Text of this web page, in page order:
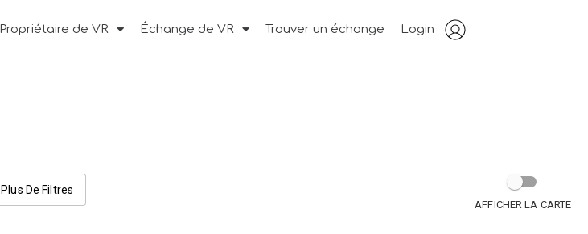
Propriétaire de VR Échange de VR Trouver un échange Login
Plus De Filtres
AFFICHER LA CARTE